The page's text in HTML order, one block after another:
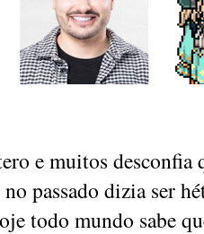
e muitos desconfia
no passado dizia ser
todo mundo sabe